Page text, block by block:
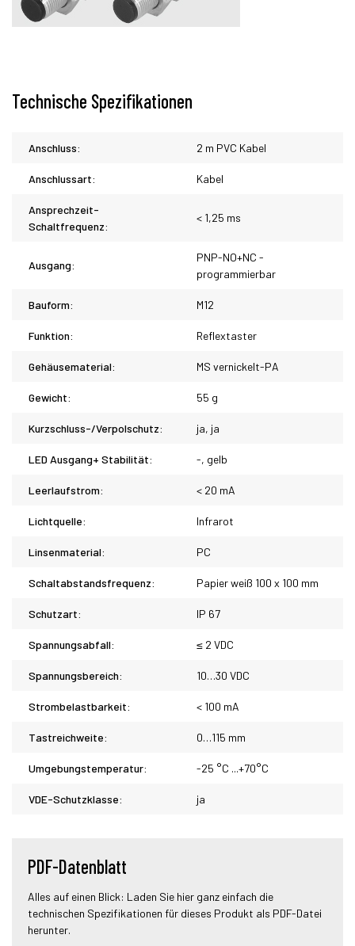
Technische Spezifikationen
Anschluss: 2 m PVC Kabel
Anschlussart: Kabel
Ansprechzeit-
Schaltfrequenz:
< 1,25 ms
Ausgang:
PNP-NO+NC -
programmierbar
Bauform: M12
Funktion: Reflextaster
Gehäusematerial: MS vernickelt-PA
Gewicht: 55 g
Kurzschluss-/Verpolschutz: ja, ja
LED Ausgang+ Stabilität: -, gelb
Leerlaufstrom: < 20 mA
Lichtquelle: Infrarot
Linsenmaterial: PC
Schaltabstandsfrequenz: Papier weiß 100 x 100 mm
Schutzart: IP 67
Spannungsabfall: ≤ 2 VDC
Spannungsbereich: 10…30 VDC
Strombelastbarkeit: < 100 mA
Tastreichweite: 0…115 mm
Umgebungstemperatur: -25 °C ...+70°C
VDE-Schutzklasse: ja
PDF-Datenblatt
Alles auf einen Blick: Laden Sie hier ganz einfach die
technischen Spezifikationen für dieses Produkt als PDF-Datei
herunter.